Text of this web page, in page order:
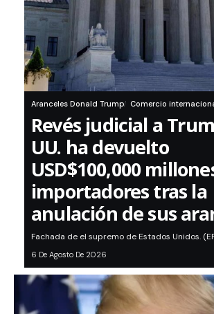
Aranceles Donald Trump Comercio
Revés judicial a
UU. ha devuelto
USD$100,000
importadores tras la
anulación de sus
Fachada de el supremo de Estados Unidos.
6 De Agosto De 2026